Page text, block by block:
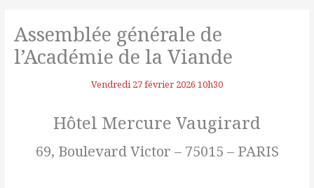
Assemblée générale de
l’Académie de la Viande
Vendredi 27 février 2026 10h30
Hôtel Mercure Vaugirard
69, Boulevard Victor – 75015 – PARIS